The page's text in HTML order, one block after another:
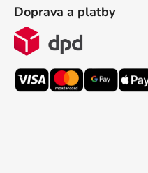
Doprava a platby